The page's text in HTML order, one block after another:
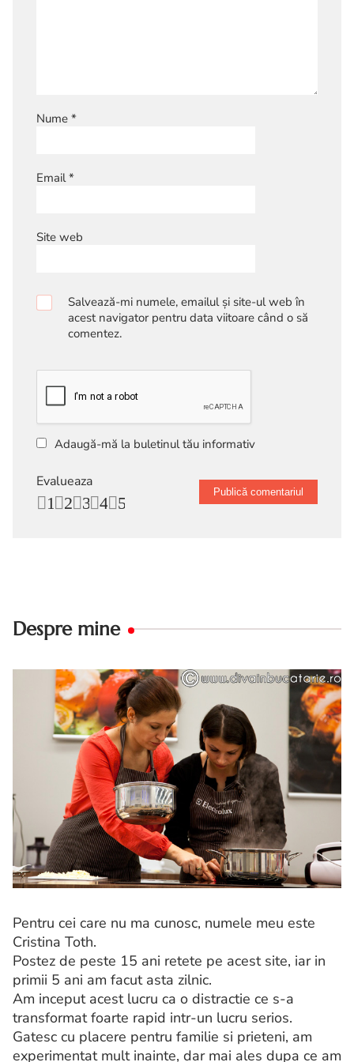
Nume *
Email*
Site web
Salvează-mi numele, emailul și site-ul web în
acest navigator pentru data viitoare când o să
comentez.
Adaugă-mă la buletinul tău informativ
Evalueaza
5
4
3
2
1
Despre mine
Pentru cei care nu ma cunosc, numele meu este
Cristina Toth.
Postez de peste 15 ani retete pe acest site, iar in
primii 5 ani am facut asta zilnic.
Am inceput acest lucru ca o distractie ce s-a
transformat foarte rapid intr-un lucru serios.
Gatesc cu placere pentru familie si prieteni, am
experimentat mult inainte, dar mai ales dupa ce am